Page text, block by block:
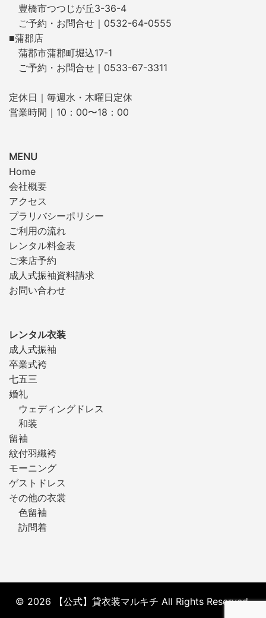
豊橋市つつじが丘3-36-4
ご予約・お問合せ｜0532-64-0555
■蒲郡店
蒲郡市蒲郡町堀込17-1
ご予約・お問合せ｜0533-67-3311
定休日｜毎週水・木曜日定休
営業時間｜10：00〜18：00
MENU
Home
会社概要
アクセス
プラリバシーポリシー
ご利用の流れ
レンタル料金表
ご来店予約
成人式振袖資料請求
お問い合わせ
レンタル衣装
成人式振袖
卒業式袴
七五三
婚礼
ウェディングドレス
和装
留袖
紋付羽織袴
モーニング
ゲストドレス
その他の衣裳
色留袖
訪問着
© 2026 【公式】貸衣装マルキチ All Rights Reserved.